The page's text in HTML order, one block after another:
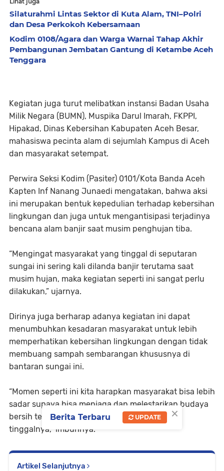
Silaturahmi Lintas Sektor di Kuta Alam, TNI–Polri
dan Desa Perkokoh Kebersamaan
Kodim 0108/Agara dan Warga Warnai Tahap Akhir
Pembangunan Jembatan Gantung di Ketambe Aceh
Tenggara
Kegiatan juga turut melibatkan instansi Badan Usaha
Milik Negara (BUMN), Muspika Darul Imarah, FKPPI,
Hipakad, Dinas Kebersihan Kabupaten Aceh Besar,
mahasiswa pecinta alam di sejumlah Kampus di Aceh
dan masyarakat setempat.
Perwira Seksi Kodim (Pasiter) 0101/Kota Banda Aceh
Kapten Inf Nanang Junaedi mengatakan, bahwa aksi
ini merupakan bentuk kepedulian terhadap kebersihan
lingkungan dan juga untuk mengantisipasi terjadinya
bencana alam banjir saat musim penghujan tiba.
“Mengingat masyarakat yang tinggal di seputaran
sungai ini sering kali dilanda banjir terutama saat
musim hujan, maka kegiatan seperti ini sangat perlu
dilakukan,” ujarnya.
Dirinya juga berharap adanya kegiatan ini dapat
menumbuhkan kesadaran masyarakat untuk lebih
memperhatikan kebersihan lingkungan dengan tidak
membuang sampah sembarangan khususnya di
bantaran sungai ini.
“Momen seperti ini kita harapkan masyarakat bisa lebih
sadar supaya bisa menjaga dan melestarikan budaya
bersih terhadap lingkungan sekitar tempat
tinggalnya,” imbuhnya.
Artikel Selanjutnya
×
Berita Terbaru UPDATE